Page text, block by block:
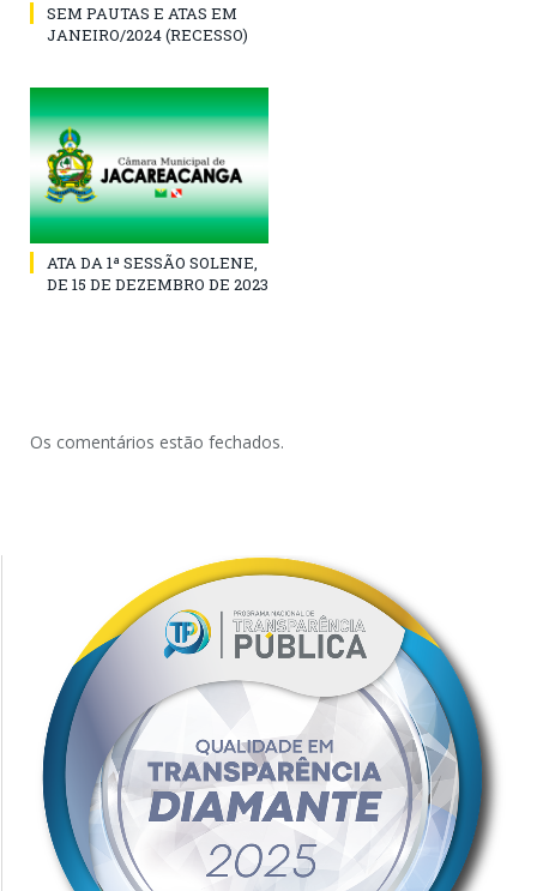
SEM PAUTAS E ATAS EM
JANEIRO/2024 (RECESSO)
ATA DA 1ª SESSÃO SOLENE,
DE 15 DE DEZEMBRO DE 2023
Os comentários estão fechados.